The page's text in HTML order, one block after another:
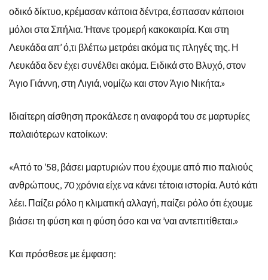
οδικό δίκτυο, κρέμασαν κάποια δέντρα, έσπασαν κάποιοι
μόλοι στα Σπήλια. Ήτανε τρομερή κακοκαιρία. Και στη
Λευκάδα απ’ ό,τι βλέπω μετράει ακόμα τις πληγές της. Η
Λευκάδα δεν έχει συνέλθει ακόμα. Ειδικά στο Βλυχό, στον
Άγιο Γιάννη, στη Λιγιά, νομίζω και στον Άγιο Νικήτα.»
Ιδιαίτερη αίσθηση προκάλεσε η αναφορά του σε μαρτυρίες
παλαιότερων κατοίκων:
«Από το ’58, βάσει μαρτυριών που έχουμε από πιο παλιούς
ανθρώπους, 70 χρόνια είχε να κάνει τέτοια ιστορία. Αυτό κάτι
λέει. Παίζει ρόλο η κλιματική αλλαγή, παίζει ρόλο ότι έχουμε
βιάσει τη φύση και η φύση όσο και να ’ναι αντεπιτίθεται.»
Και πρόσθεσε με έμφαση: